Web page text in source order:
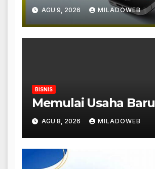
AGU 9, 2026 MILADOWEB
BISNIS
Memulai Usaha Baru
AGU 8, 2026 MILADOWEB